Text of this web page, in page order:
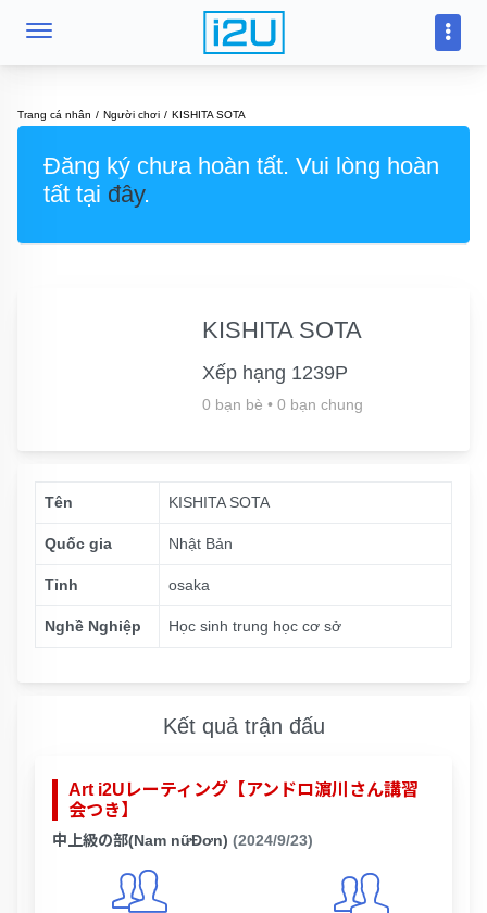
Trang cá nhân Người chơi KISHITA SOTA
Đăng ký chưa hoàn tất. Vui lòng hoàn
tất tại đây.
KISHITA SOTA
Xếp hạng 1239P
0 bạn bè • 0 bạn chung
Tên KISHITA SOTA
Quốc gia Nhật Bản
Tỉnh osaka
Nghề Nghiệp Học sinh trung học cơ sở
Kết quả trận đấu
Art i2Uレーティング【アンドロ濵川さん講習
会つき】
中上級の部(Nam nữĐơn) (2024/9/23)